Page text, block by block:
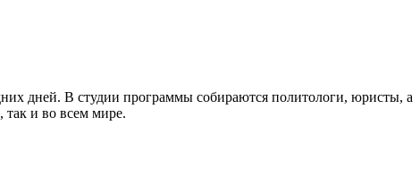
дней. В студии программы собираются политологи, юристы, а
так и во всем мире.